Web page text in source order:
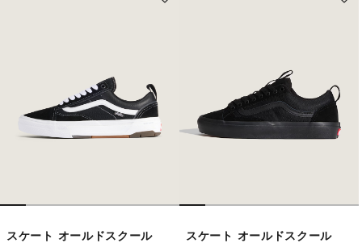
スケート オールドスクール
スケート オールドスクール